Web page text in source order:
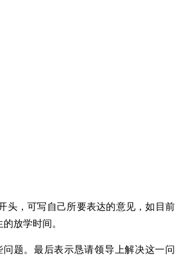
头，可写自己所要表达的意见，如目前
放学时间。
题。最后表示恳请领导上解决这一问